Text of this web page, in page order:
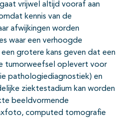
vrijwel altijd vooraf aan
kennis van de
afwijkingen worden
waar een verhoogde
grotere kans geven dat een
tumorweefsel oplevert voor
pathologiediagnostiek) en
ziektestadium kan worden
beeldvormende
computed tomografie